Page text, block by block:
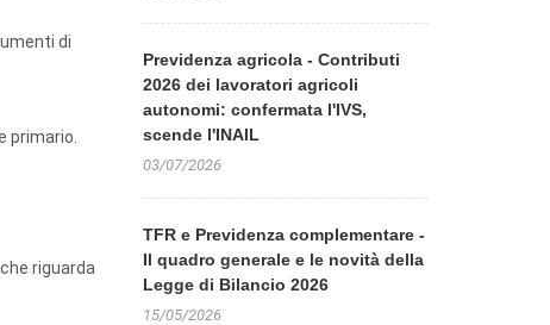
di
primario.
riguarda
Previdenza agricola - Contributi
2026 dei lavoratori agricoli
autonomi: confermata l'IVS,
scende l'INAIL
03/07/2026
TFR e Previdenza complementare -
Il quadro generale e le novità della
Legge di Bilancio 2026
15/05/2026